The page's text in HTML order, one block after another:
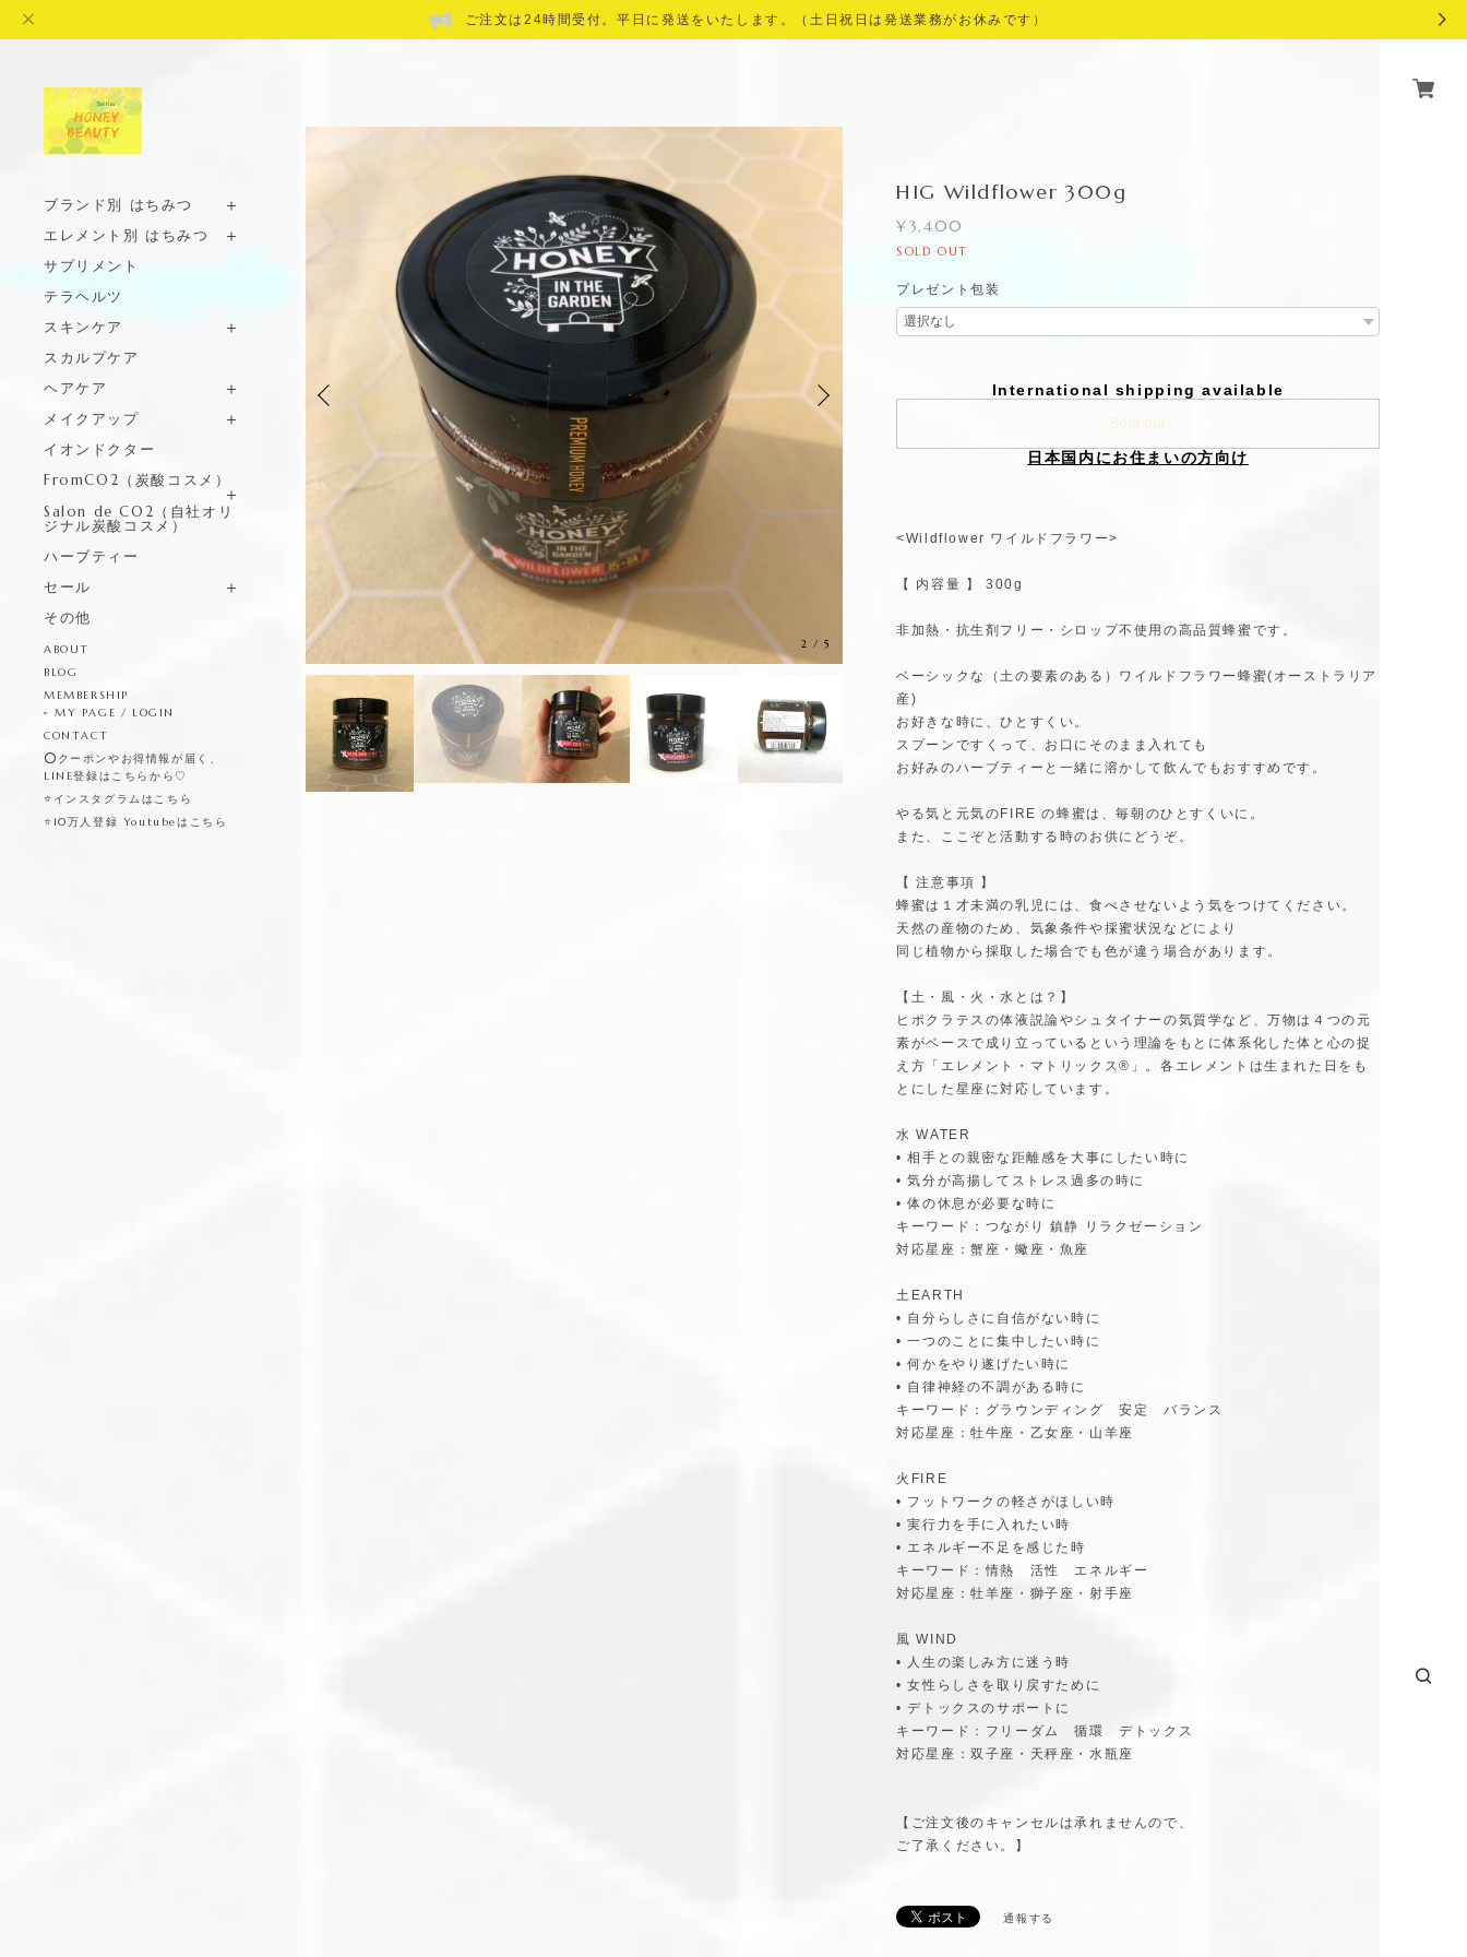
ご注文は24時間受付。平日に発送をいたします。（土日祝日は発送業務がお休みです）
ブランド別 はちみつ
エレメント別 はちみつ
サプリメント
テラヘルツ
スキンケア
スカルプケア
ヘアケア
メイクアップ
イオンドクター
FromCO2（炭酸コスメ）
Salon de CO2（自社オリ
ジナル炭酸コスメ）
ハーブティー
セール
その他
ABOUT
BLOG
MEMBERSHIP
MY PAGE / LOGIN
CONTACT
⭕️クーポンやお得情報が届く、
LINE登録はこちらから♡
⭐️インスタグラムはこちら
⭐️10万人登録 Youtubeはこちら
3 /5
HIG Wildflower 300g
¥3,400
SOLD OUT
プレゼント包装
International shipping available
Sold out
日本国内にお住まいの方向け
<Wildflower ワイルドフラワー>
【 内容量 】 300g
非加熱・抗生剤フリー・シロップ不使用の高品質蜂蜜です。
ベーシックな（土の要素のある）ワイルドフラワー蜂蜜(オーストラリア
産)
お好きな時に、ひとすくい。
スプーンですくって、お口にそのまま入れても
お好みのハーブティーと一緒に溶かして飲んでもおすすめです。
やる気と元気のFIRE の蜂蜜は、毎朝のひとすくいに。
また、ここぞと活動する時のお供にどうぞ。
【 注意事項 】
蜂蜜は１才未満の乳児には、食べさせないよう気をつけてください。
天然の産物のため、気象条件や採蜜状況などにより
同じ植物から採取した場合でも色が違う場合があります。
【土・風・火・水とは？】
ヒポクラテスの体液説論やシュタイナーの気質学など、万物は４つの元
素がベースで成り立っているという理論をもとに体系化した体と心の捉
え方「エレメント・マトリックス®」。各エレメントは生まれた日をも
とにした星座に対応しています。
水 WATER
• 相手との親密な距離感を大事にしたい時に
• 気分が高揚してストレス過多の時に
• 体の休息が必要な時に
キーワード：つながり 鎮静 リラクゼーション
対応星座：蟹座・蠍座・魚座
土EARTH
• 自分らしさに自信がない時に
• 一つのことに集中したい時に
• 何かをやり遂げたい時に
• 自律神経の不調がある時に
キーワード：グラウンディング 安定 バランス
対応星座：牡牛座・乙女座・山羊座
火FIRE
• フットワークの軽さがほしい時
• 実行力を手に入れたい時
• エネルギー不足を感じた時
キーワード：情熱 活性 エネルギー
対応星座：牡羊座・獅子座・射手座
風 WIND
• 人生の楽しみ方に迷う時
• 女性らしさを取り戻すために
• デトックスのサポートに
キーワード：フリーダム 循環 デトックス
対応星座：双子座・天秤座・水瓶座
【ご注文後のキャンセルは承れませんので、
ご了承ください。】
通報する